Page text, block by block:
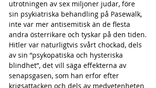
utrotningen av sex miljoner judar, före
sin psykiatriska behandling på Pasewalk,
inte var mer antisemitisk än de flesta
andra österrikare och tyskar på den tiden.
Hitler var naturligtvis svårt chockad, dels
av sin ”psykopatiska och hysteriska
blindhet”, det vill säga effekterna av
senapsgasen, som han erfor efter
krigsattacken och dels av medvetenheten